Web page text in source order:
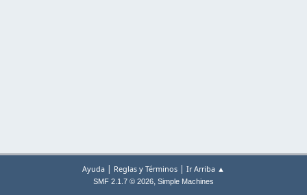
Ayuda | Reglas y Términos | Ir Arriba ▲
SMF 2.1.7 © 2026, Simple Machines